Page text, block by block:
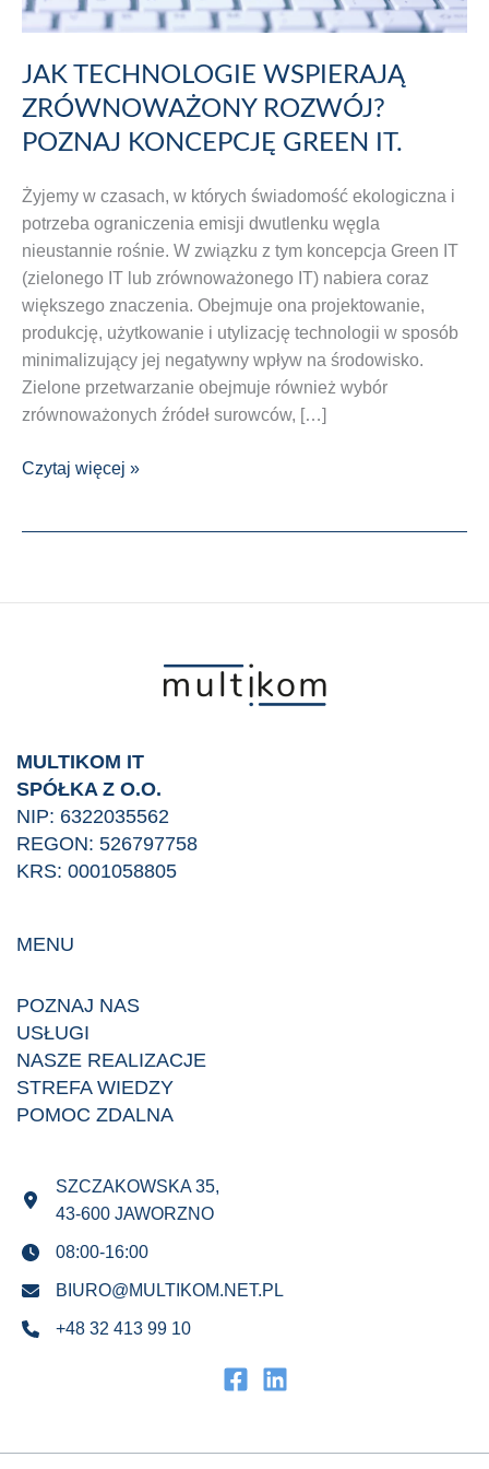
JAK TECHNOLOGIE WSPIERAJĄ
ZRÓWNOWAŻONY ROZWÓJ?
POZNAJ KONCEPCJĘ GREEN IT.
Żyjemy w czasach, w których świadomość ekologiczna i
potrzeba ograniczenia emisji dwutlenku węgla
nieustannie rośnie. W związku z tym koncepcja Green IT
(zielonego IT lub zrównoważonego IT) nabiera coraz
większego znaczenia. Obejmuje ona projektowanie,
produkcję, użytkowanie i utylizację technologii w sposób
minimalizujący jej negatywny wpływ na środowisko.
Zielone przetwarzanie obejmuje również wybór
zrównoważonych źródeł surowców, […]
JAK
POZNAJ
Czytaj więcej »
MULTIKOM IT
SPÓŁKA Z O.O.
NIP: 6322035562
REGON: 526797758
KRS: 0001058805
MENU
POZNAJ NAS
USŁUGI
NASZE REALIZACJE
STREFA WIEDZY
POMOC ZDALNA
SZCZAKOWSKA 35,
43-600 JAWORZNO
08:00-16:00
BIURO@MULTIKOM.NET.PL
+48 32 413 99 10